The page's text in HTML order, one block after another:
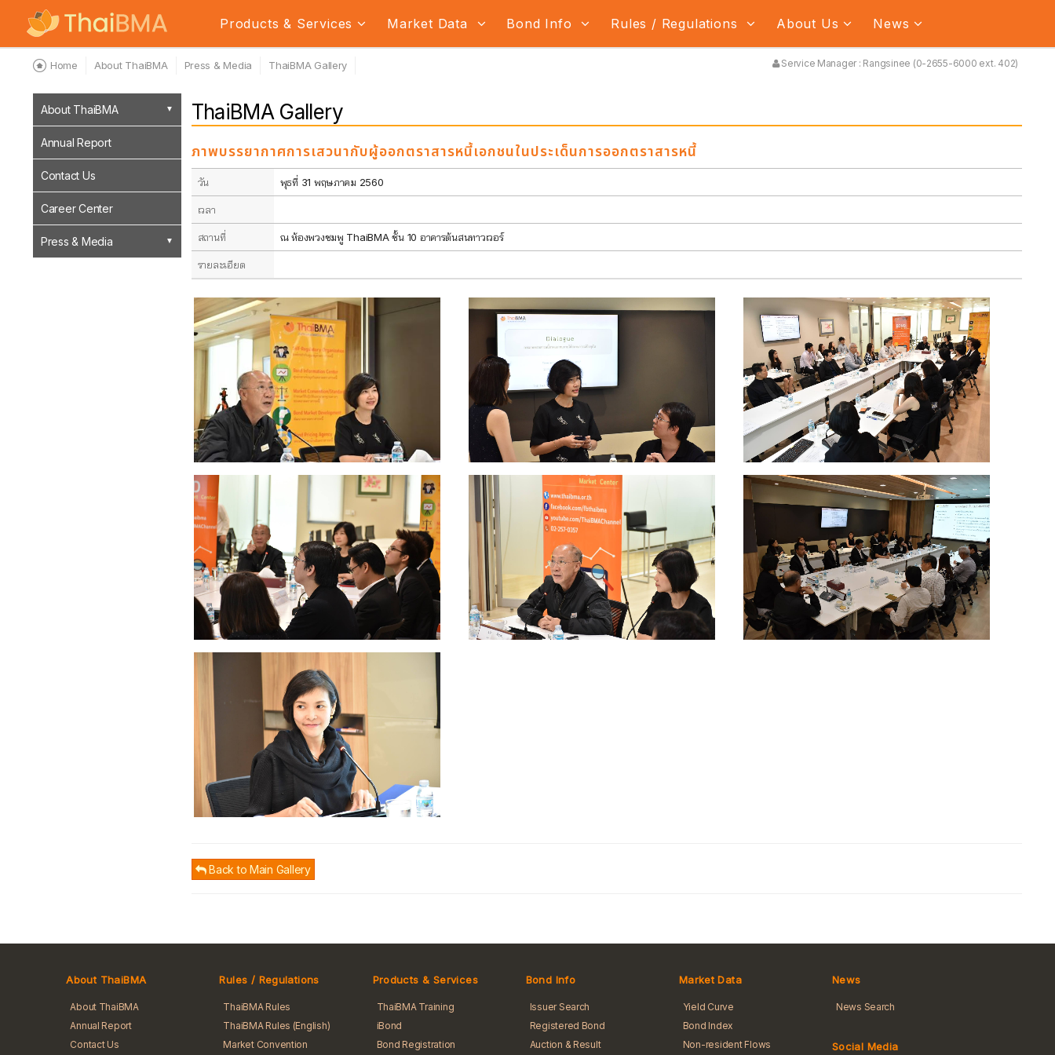
Products & Services Market Data Bond Info Rules / Regulations About Us News
Home About ThaiBMA Press & Media ThaiBMA Gallery Service Manager : Rangsinee (0-2655-6000 ext. 402)
About ThaiBMA
Annual Report
Contact Us
Career Center
Press & Media
ThaiBMA Gallery
ภาพบรรยากาศการเสวนากับผู้ออกตราสารหนี้เอกชนในประเด็นการออกตราสารหนี้
วัน พุธที่ 31 พฤษภาคม 2560
เวลา
สถานที่ ณ ห้องพวงชมพู ThaiBMA ชั้น 10 อาคารต้นสนทาวเวอร์
รายละเอียด
Back to Main Gallery
About ThaiBMA
About ThaiBMA
Annual Report
Contact Us
Rules / Regulations
ThaiBMA Rules
ThaiBMA Rules (English)
Market Convention
Products & Services
ThaiBMA Training
iBond
Bond Registration
Bond Info
Issuer Search
Registered Bond
Auction & Result
Market Data
Yield Curve
Bond Index
Non-resident Flows
News
News Search
Social Media